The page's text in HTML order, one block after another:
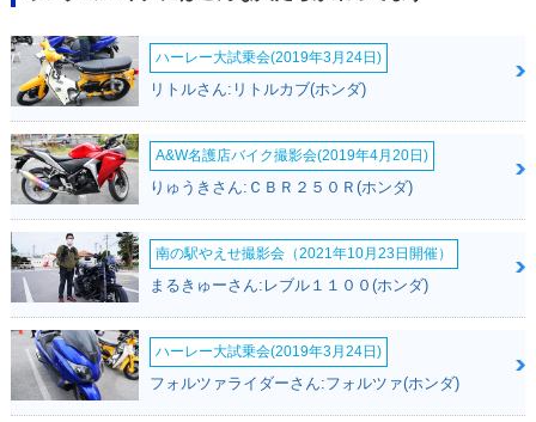
ハーレー大試乗会(2019年3月24日)
リトルさん:リトルカブ(ホンダ)
A&W名護店バイク撮影会(2019年4月20日)
りゅうきさん:ＣＢＲ２５０Ｒ(ホンダ)
南の駅やえせ撮影会（2021年10月23日開催）
まるきゅーさん:レブル１１００(ホンダ)
ハーレー大試乗会(2019年3月24日)
フォルツァライダーさん:フォルツァ(ホンダ)